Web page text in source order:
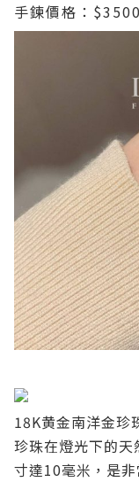
手鍊價格：$3500
18K黄金南洋金珍
珍珠在燈光下的
寸達10毫米，是